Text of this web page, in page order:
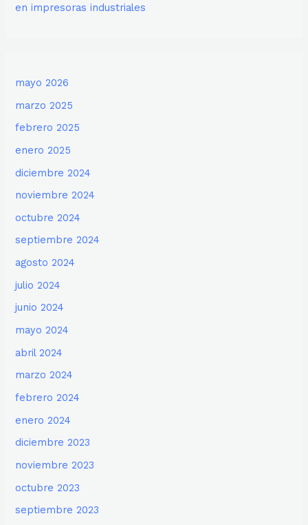
en impresoras industriales
mayo 2026
marzo 2025
febrero 2025
enero 2025
diciembre 2024
noviembre 2024
octubre 2024
septiembre 2024
agosto 2024
julio 2024
junio 2024
mayo 2024
abril 2024
marzo 2024
febrero 2024
enero 2024
diciembre 2023
noviembre 2023
octubre 2023
septiembre 2023